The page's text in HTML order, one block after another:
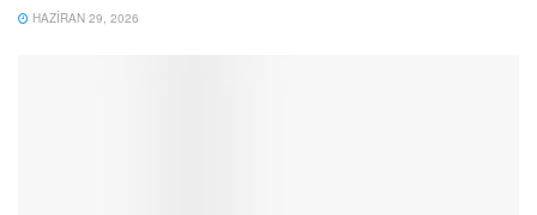
HAZIRAN 29, 2026